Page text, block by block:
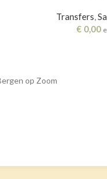
Transfers,
€ 0,00
op Zoom